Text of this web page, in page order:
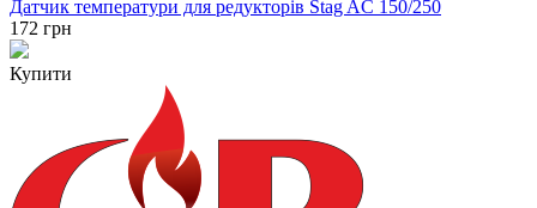
Датчик температури для редукторів Stag AC 150/250
172 грн
Купити